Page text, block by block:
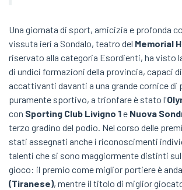
Una giornata di sport, amicizia e profonda
vissuta ieri a Sondalo, teatro del Memorial
riservato alla categoria Esordienti, ha visto
di undici formazioni della provincia, capaci
accattivanti davanti a una grande cornice di
puramente sportivo, a trionfare è stato l'
con Sporting Club Livigno 1e Nuova
terzo gradino del podio. Nel corso delle
stati assegnati anche i riconoscimenti
talenti che si sono maggiormente distinti
gioco: il premio come miglior portiere è
(Tiranese), mentre il titolo di miglior